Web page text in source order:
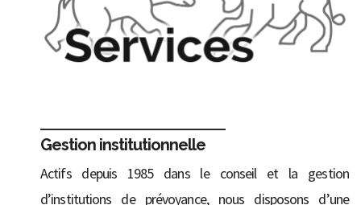
Gestion institutionnelle
Actifs depuis 1985 dans le conseil et la gestion
d’institutions de prévoyance, nous disposons d’une